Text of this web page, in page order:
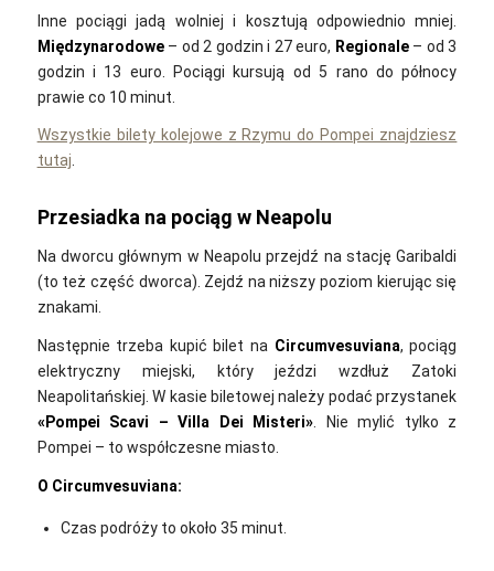
Inne pociągi jadą wolniej i kosztują odpowiednio mniej.
Międzynarodowe– od 2 godzin i 27 euro, Regionale– od 3
godzin i 13 euro. Pociągi kursują od 5 rano do północy
prawie co 10 minut.
Wszystkie bilety kolejowe z Rzymu do Pompei znajdziesz
tutaj.
Przesiadka na pociąg w Neapolu
Na dworcu głównym w Neapolu przejdź na stację Garibaldi
(to też część dworca). Zejdź na niższy poziom kierując się
znakami.
Następnie trzeba kupić bilet na Circumvesuviana, pociąg
elektryczny miejski, który jeździ wzdłuż Zatoki
Neapolitańskiej. W kasie biletowej należy podać przystanek
«Pompei Scavi – Villa Dei Misteri» . Nie mylić tylko z
Pompei – to współczesne miasto.
O Circumvesuviana:
Czas podróży to około 35 minut.